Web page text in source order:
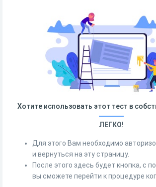
Хотите использовать этот тест в
ЛЕГКО!
Для этого Вам необходимо
и вернуться на эту страницу.
После этого здесь будет кнопка, с
вы сможете перейти к процедуре